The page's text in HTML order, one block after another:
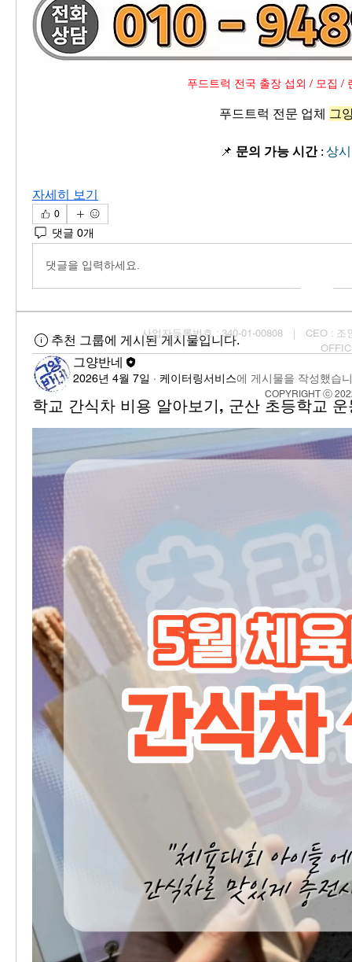
푸드트럭 전국 출장 섭외 / 모집 /
푸드트럭 전문 업체 그
📌 문의 가능 시간 : 상
자세히 보기
0
댓글 0개
댓글을 입력하세요.
추천 그룹에 게시된 게시물입니다.
그양반네
2026년 4월 7일 · 케이터링서비스에 게시물을 작성했습
학교 간식차 비용 알아보기, 군산 초등학교
사업자등록번호 : 340-01-00808 ｜ CEO :
COPYRIGHT ⓒ